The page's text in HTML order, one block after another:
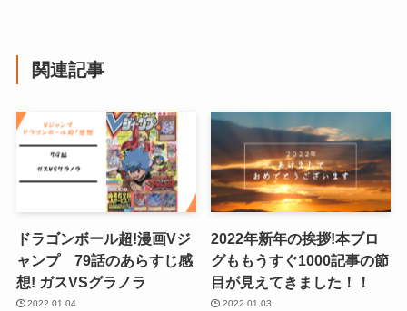
関連記事
ドラゴンボール超!漫画Vジ
ャンプ 79話のあらすじ感
想! ガスVSグラノラ
2022.01.04
2022年新年の挨拶!本ブロ
グももうすぐ1000記事の節
目が見えてきました！！
2022.01.03